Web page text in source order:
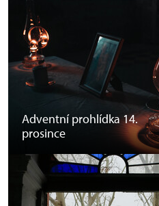
Adventní prohlídka 14.
prosince